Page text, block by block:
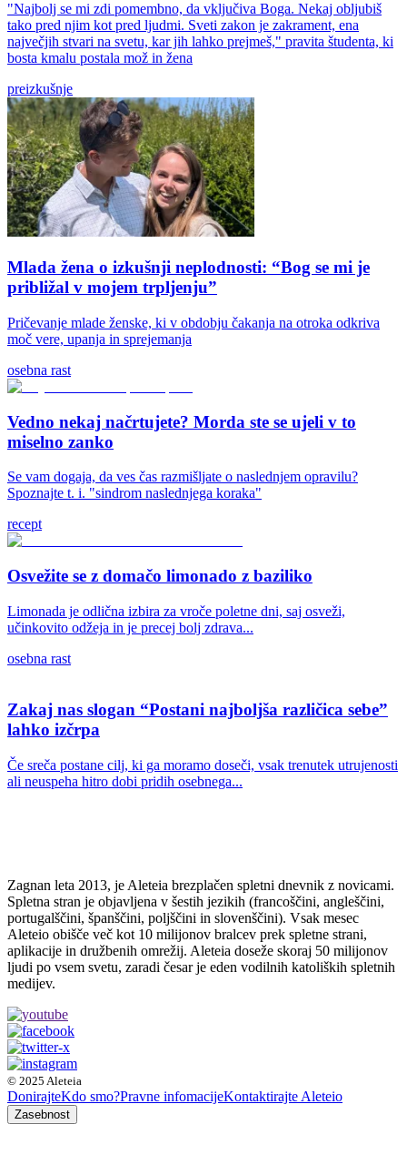
"Najbolj se mi zdi pomembno, da vključiva Boga. Nekaj obljubiš
tako pred njim kot pred ljudmi. Sveti zakon je zakrament, ena
največjih stvari na svetu, kar jih lahko prejmeš," pravita študenta, ki
bosta kmalu postala mož in žena
preizkušnje
Mlada žena o izkušnji neplodnosti: “Bog se mi je
približal v mojem trpljenju”
Pričevanje mlade ženske, ki v obdobju čakanja na otroka odkriva
moč vere, upanja in sprejemanja
osebna rast
Vedno nekaj načrtujete? Morda ste se ujeli v to
miselno zanko
Se vam dogaja, da ves čas razmišljate o naslednjem opravilu?
Spoznajte t. i. "sindrom naslednjega koraka"
recept
Osvežite se z domačo limonado z baziliko
Limonada je odlična izbira za vroče poletne dni, saj osveži,
učinkovito odžeja in je precej bolj zdrava...
osebna rast
Zakaj nas slogan “Postani najboljša različica sebe”
lahko izčrpa
Če sreča postane cilj, ki ga moramo doseči, vsak trenutek utrujenosti
ali neuspeha hitro dobi pridih osebnega...
Zagnan leta 2013, je Aleteia brezplačen spletni dnevnik z novicami.
Spletna stran je objavljena v šestih jezikih (francoščini, angleščini,
portugalščini, španščini, poljščini in slovenščini). Vsak mesec
Aleteio obišče več kot 10 milijonov bralcev prek spletne strani,
aplikacije in družbenih omrežij. Aleteia doseže skoraj 50 milijonov
ljudi po vsem svetu, zaradi česar je eden vodilnih katoliških spletnih
medijev.
© 2025 Aleteia
DonirajteKdo smo?Pravne infomacijeKontaktirajte Aleteio
Zasebnost